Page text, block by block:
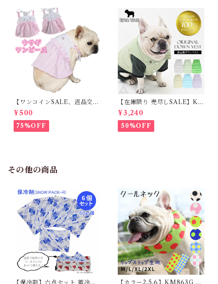
【ワンコインSALE、返品交換
不可】KM171SK フレンチブ
ルドック 犬服 女の子 ピンク
スカート
¥500
75%OFF
【在庫限り 売尽しSALE】K
M952Tダウンベスト 100%ダ
ウン・フェザー 犬 犬服 ダウン
ジャケット ベスト フレンチブ
ルドッグ 冬服 極暖 暖かい 可
¥3,240
50%OFF
その他の商品
【保冷剤】六点セット 蓄冷剤
【カラー2,5,6】KM863G 保